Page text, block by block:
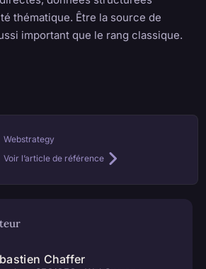
thématique. Être la source de
important que le rang classique.
Webstrategy
Voir l’article de référence
Chaffer